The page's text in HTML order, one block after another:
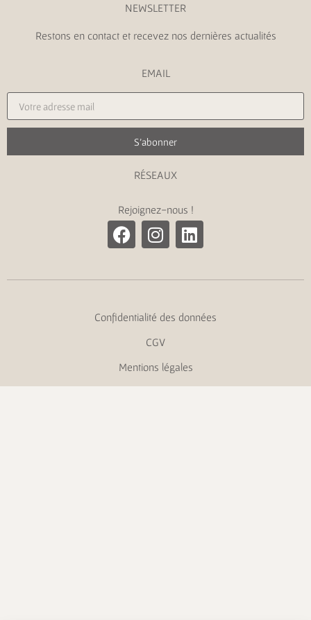
NEWSLETTER
Restons en contact et recevez nos dernières actualités
EMAIL
S'abonner
RÉSEAUX
Rejoignez-nous !
Confidentialité des données
CGV
Mentions légales